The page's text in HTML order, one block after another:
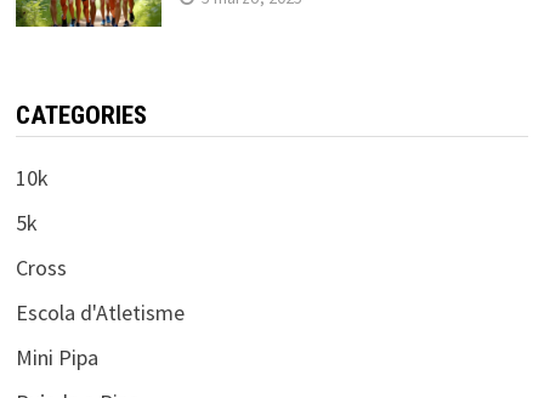
CATEGORIES
10k
5k
Cross
Escola d'Atletisme
Mini Pipa